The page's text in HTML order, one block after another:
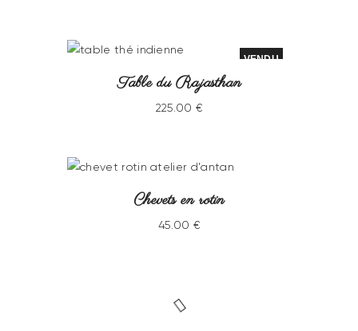
VENDU
Table du Rajasthan
225.00 €
Chevets en rotin
45.00 €